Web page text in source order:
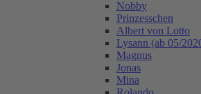
Nobby
Prinzesschen
Albert von Lotto
Lysann (ab 05/
Magnus
Jonas
Mina